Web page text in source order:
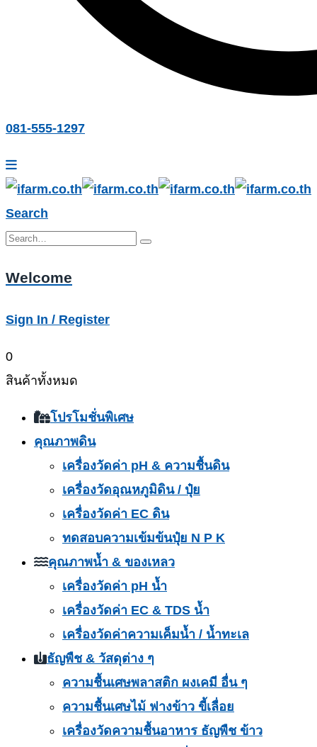
081-555-1297
Search
Welcome
Sign In / Register
0
สินค้าทั้งหมด
โปรโมชั่นพิเศษ
คุณภาพดิน
เครื่องวัดค่า pH & ความชื้นดิน
เครื่องวัดอุณหภูมิดิน / ปุ๋ย
เครื่องวัดค่า EC ดิน
ทดสอบความเข้มข้นปุ๋ย N P K
คุณภาพน้ำ & ของเหลว
เครื่องวัดค่า pH น้ำ
เครื่องวัดค่า EC & TDS น้ำ
เครื่องวัดค่าความเค็มน้ำ / น้ำทะเล
ธัญพืช & วัสดุต่าง ๆ
ความชื้นเศษพลาสติก ผงเคมี อื่น ๆ
ความชื้นเศษไม้ ฟางข้าว ขี้เลื่อย
เครื่องวัดความชื้นอาหาร ธัญพืช ข้าว